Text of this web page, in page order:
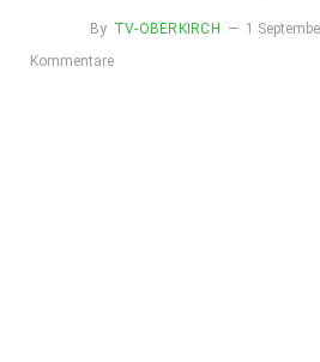
By TV-OBERKIRCH 1
Kommentare